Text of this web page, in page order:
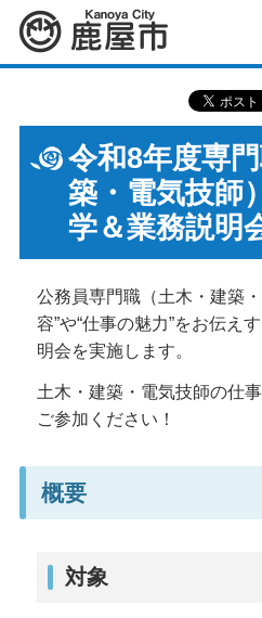
鹿屋市
令和8年度専
築・電気技師
学＆業務説明
公務員専門職（土木・建築
容”や“仕事の魅力”をお伝え
明会を実施します。
土木・建築・電気技師の仕
ご参加ください！
概要
対象